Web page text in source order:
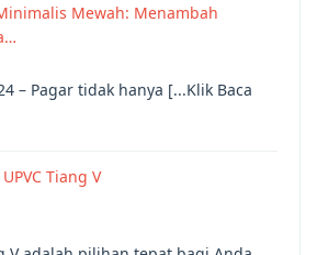
Mewah: Menambah
– Pagar tidak hanya [...Klik Baca
Tiang V